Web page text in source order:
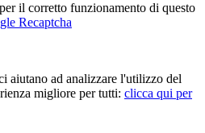
il corretto funzionamento di questo
Recaptcha
aiutano ad analizzare l'utilizzo del
migliore per tutti: clicca qui per